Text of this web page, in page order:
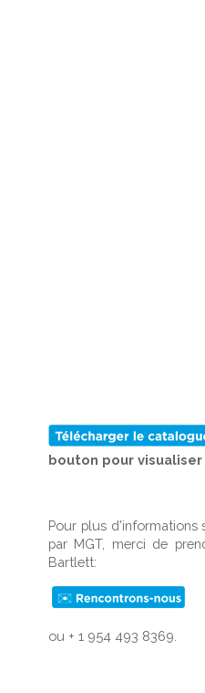
bouton pour
Pour plus
par MGT, merci de
Bartlett:
ou + 1 954 493 8369